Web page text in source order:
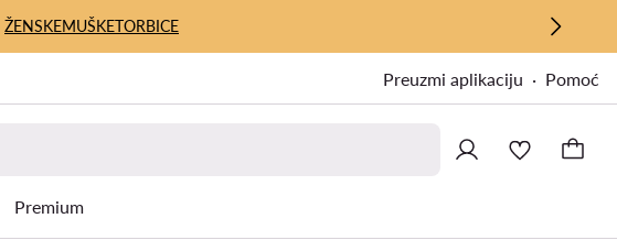
ŽENSKEMUŠKETORBICE
Preuzmi aplikaciju Pomoć
Premium